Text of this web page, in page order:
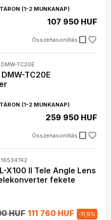
a telekonverter
is ronthatja.
(1-2 MUNKANAP)
Összehasonlítás check_box_outline_blank
107 950 HUF
TC20E
TC20E
(1-2 MUNKANAP)
Összehasonlítás check_box_outline_blank
259 950 HUF
X100 II Tele Angle Lens
fekete
HUF 111 760 HUF -11,9%